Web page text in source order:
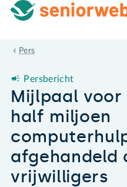
Pers
Mijlpaal voor SeniorWeb:
Mijlpaal voor
half miljoen
afgehandeld
vrijwilligers
Persbericht